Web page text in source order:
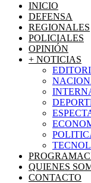
INICIO
DEFENSA
REGIONALES
POLICIALES
OPINIÓN
+ NOTICIAS
QUIENES
CONTACTO